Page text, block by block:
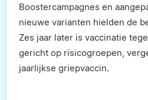
Boostercampagnes en
nieuwe varianten hielden de
Zes jaar later is vaccinatie
gericht op risicogroepen,
jaarlijkse griepvaccin.